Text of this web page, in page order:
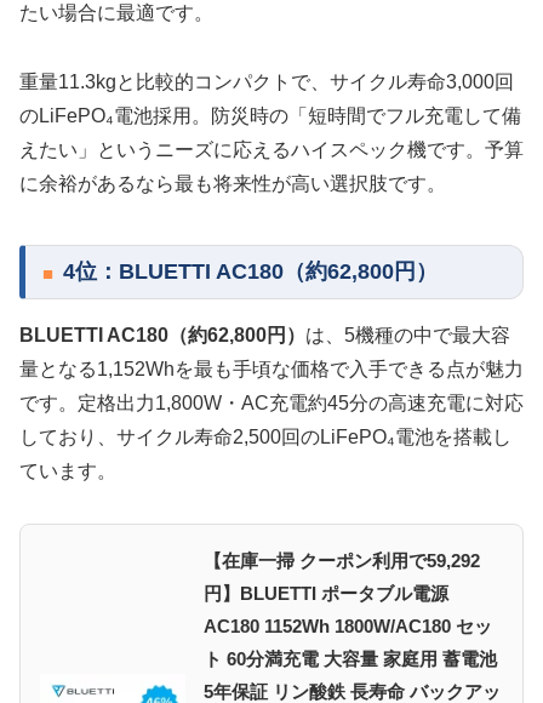
たい場合に最適です。
重量11.3kgと比較的コンパクトで、サイクル寿命3,000回
のLiFePO₄電池採用。防災時の「短時間でフル充電して備
えたい」というニーズに応えるハイスペック機です。予算
に余裕があるなら最も将来性が高い選択肢です。
4位：BLUETTI AC180（約62,800円）
BLUETTI AC180（約62,800円） は、5機種の中で最大容
量となる1,152Whを最も手頃な価格で入手できる点が魅力
です。定格出力1,800W・AC充電約45分の高速充電に対応
しており、サイクル寿命2,500回のLiFePO₄電池を搭載し
ています。
【在庫一掃 クーポン利用で59,292
円】BLUETTI ポータブル電源
AC180 1152Wh 1800W/AC180 セッ
ト 60分満充電 大容量 家庭用 蓄電池
5年保証 リン酸鉄 長寿命 バックアッ